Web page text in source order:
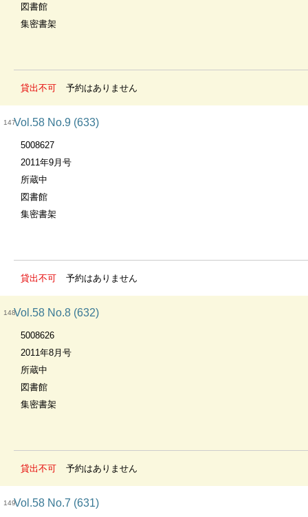
図書館
集密書架
貸出不可 予約はありません
147Vol.58 No.9 (633)
5008627
2011年9月号
所蔵中
図書館
集密書架
貸出不可 予約はありません
148Vol.58 No.8 (632)
5008626
2011年8月号
所蔵中
図書館
集密書架
貸出不可 予約はありません
149Vol.58 No.7 (631)